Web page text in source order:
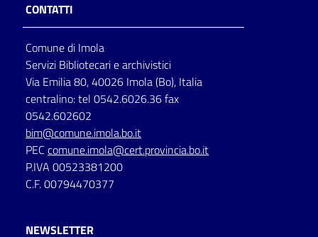
CONTATTI
Comune di Imola
Servizi Bibliotecari e archivistici
Via Emilia 80, 40026 Imola (Bo), Italia
centralino: tel 0542.6026.36 fax
0542.602602
bim@comune.imola.bo.it
PEC comune.imola@cert.provincia.bo.it
P.IVA 00523381200
C.F. 00794470377
NEWSLETTER